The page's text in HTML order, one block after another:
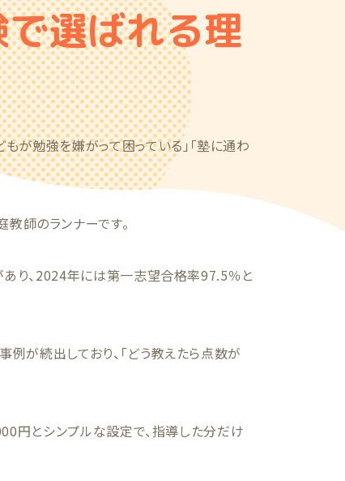
選ばれる理
が勉強を嫌がって困っている」「塾に通わ
師のランナーです。
り、2024年には第一志望合格率97.5％と
が続出しており、「どう教えたら点数が
円とシンプルな設定で、指導した分だけ